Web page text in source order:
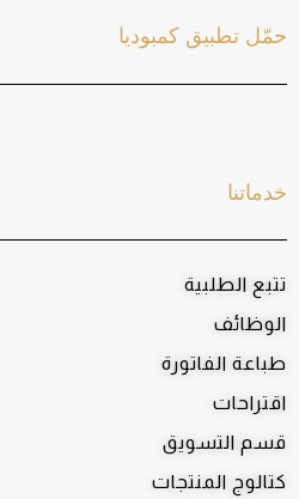
خدماتنا
تتبع الطلبية
الوظائف
طباعة الفاتورة
اقتراحات
قسم التسويق
كتالوج المنتجات
حمّل تطبيق كمبوديا